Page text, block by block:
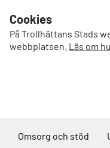
Cookies
På Trollhättans Stads
webbplatsen. Läs om
Omsorg och stöd